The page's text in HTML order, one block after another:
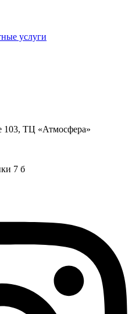
услуги
103, ТЦ «Атмосфера»
7 б